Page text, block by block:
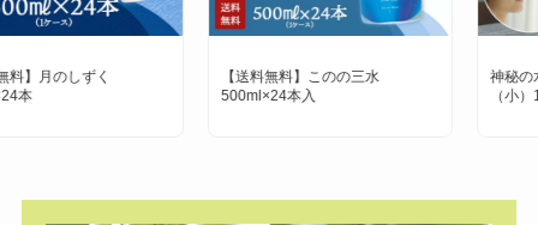
【送料無料】このの三水
500ml×24本入
神秘の水 夢 ゆの里温泉水
（小）100ml